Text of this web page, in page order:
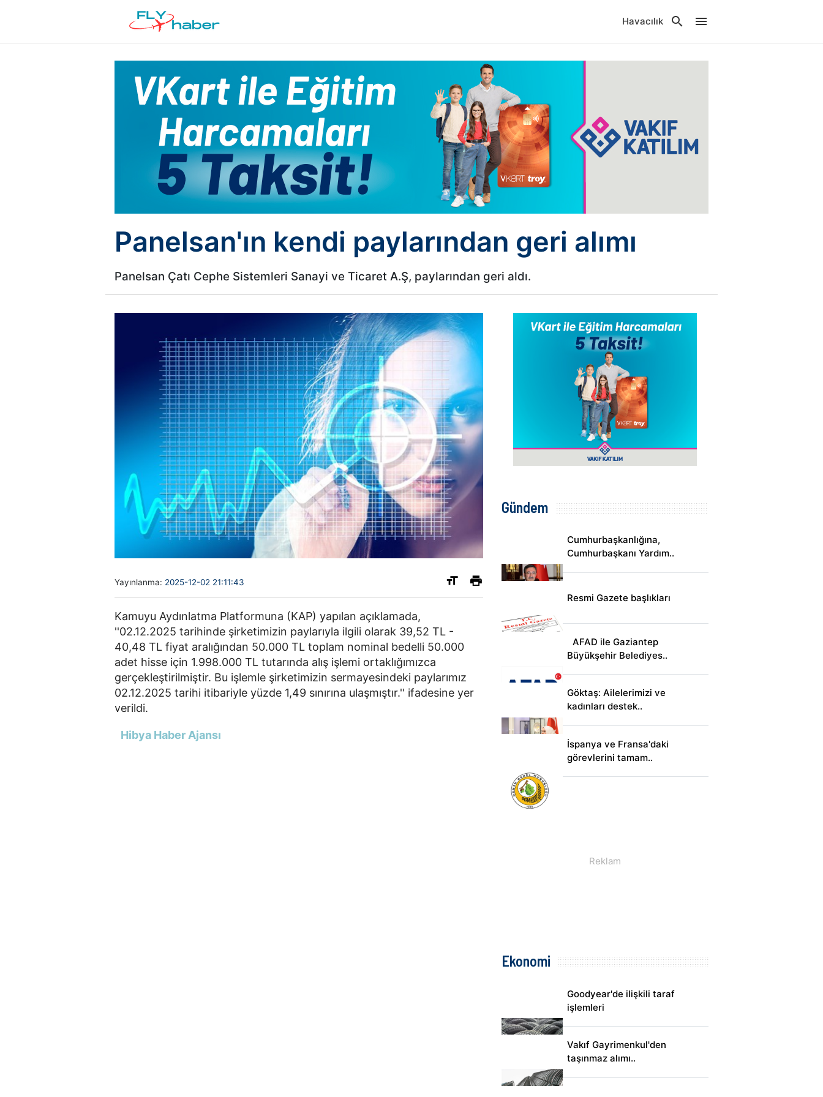
Havacılık
Panelsan'ın kendi paylarından geri alımı
Panelsan Çatı Cephe Sistemleri Sanayi ve Ticaret A.Ş, paylarından geri aldı.
Yayınlanma: 2025-12-02 21:11:43
Kamuyu Aydınlatma Platformuna (KAP) yapılan açıklamada,
''02.12.2025 tarihinde şirketimizin paylarıyla ilgili olarak 39,52 TL -
40,48 TL fiyat aralığından 50.000 TL toplam nominal bedelli 50.000
adet hisse için 1.998.000 TL tutarında alış işlemi ortaklığımızca
gerçekleştirilmiştir. Bu işlemle şirketimizin sermayesindeki paylarımız
02.12.2025 tarihi itibariyle yüzde 1,49 sınırına ulaşmıştır.'' ifadesine yer
verildi.
Hibya Haber Ajansı
Gündem
Cumhurbaşkanlığına,
Cumhurbaşkanı Yardım..
Resmi Gazete başlıkları
AFAD ile Gaziantep
Büyükşehir Belediyes..
Göktaş: Ailelerimizi ve
kadınları destek..
İspanya ve Fransa'daki
görevlerini tamam..
Ekonomi
Goodyear'de ilişkili taraf
işlemleri
Vakıf Gayrimenkul'den
taşınmaz alımı..